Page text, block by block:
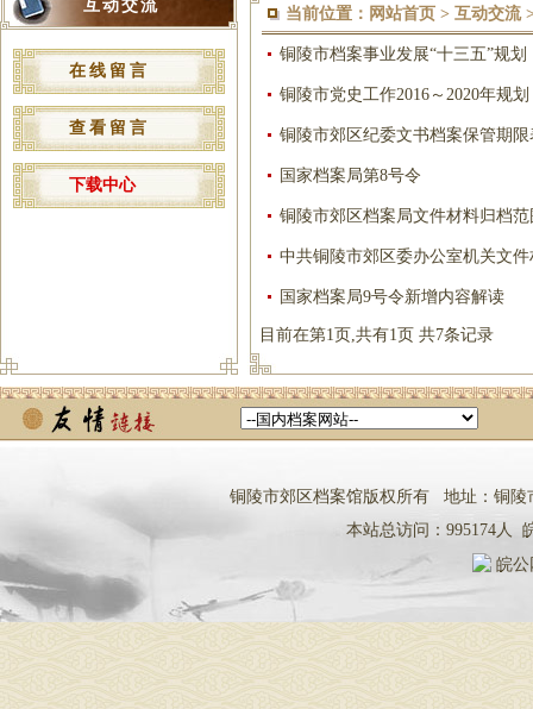
互动交流
在线留言
查看留言
下载中心
当前位置： 网站首页 > 互动交流
铜陵市档案事业发展“十三五”规划
铜陵市党史工作2016～2020年规划
铜陵市郊区纪委文书档案保管期限
国家档案局第8号令
铜陵市郊区档案局文件材料归档范
中共铜陵市郊区委办公室机关文
国家档案局9号令新增内容解读
目前在第1页,共有1页 共7条记录
铜陵市郊区档案馆版权所有 地址：铜陵
本站总访问： 995174人
皖公